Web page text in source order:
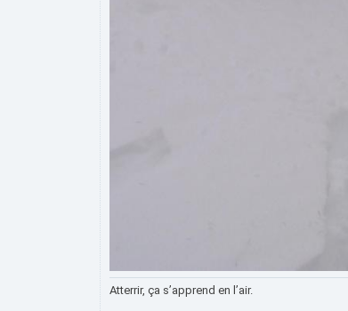
Atterrir, ça s’apprend en l’air.